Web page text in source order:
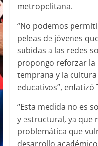
metropolitana.
“No podemos
peleas de jóvenes
subidas a las redes
propongo reforzar la
temprana y la
educativos”, enfatizó
“Esta medida no es
y estructural, ya que
problemática que
desarrollo